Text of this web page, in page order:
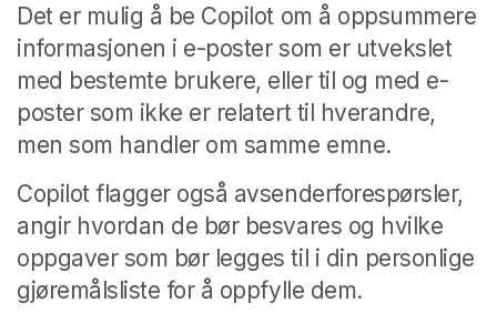
Det er mulig å be Copilot om å oppsummere
informasjonen i e-poster som er utvekslet
med bestemte brukere, eller til og med e-
poster som ikke er relatert til hverandre,
men som handler om samme emne.
Copilot flagger også avsenderforespørsler,
angir hvordan de bør besvares og hvilke
oppgaver som bør legges til i din personlige
gjøremålsliste for å oppfylle dem.